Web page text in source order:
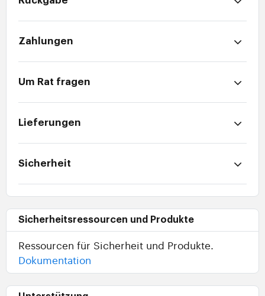
Zahlungen
Um Rat fragen
Lieferungen
Sicherheit
Sicherheitsressourcen und Produkte
Ressourcen für Sicherheit und Produkte.
Dokumentation